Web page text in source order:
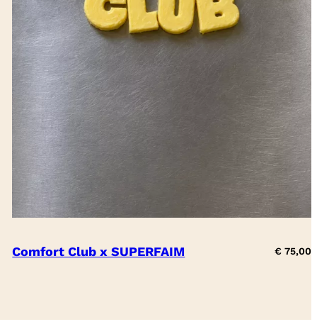
Comfort Club x SUPERFAIM €75,00